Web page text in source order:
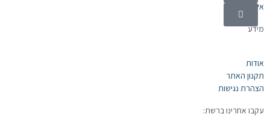
אלקטרוניקה
מידע
אודות
תקנון האתר
הצהרת נגישות
עקבו אחרינו ברשת: